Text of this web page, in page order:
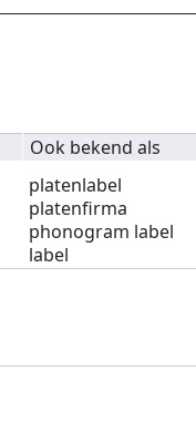
Ook bekend als
platenlabel
platenfirma
phonogram label
label